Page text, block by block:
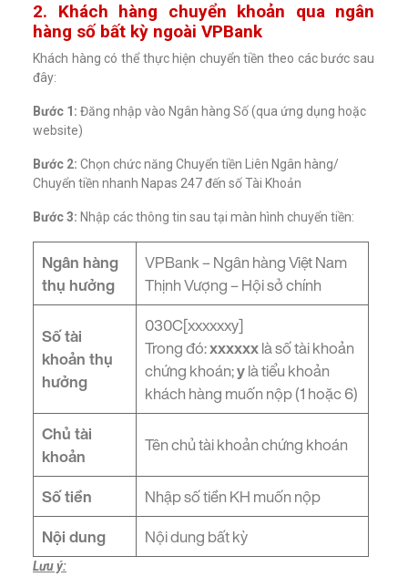
2. Khách hàng chuyển khoản qua ngân
hàng số bất kỳ ngoài VPBank
Khách hàng có thể thực hiện chuyển tiền theo các bước sau
đây:
Bước 1: Đăng nhập vào Ngân hàng Số (qua ứng dụng hoặc
website)
Bước 2: Chọn chức năng Chuyển tiền Liên Ngân hàng/
Chuyển tiền nhanh Napas 247 đến số Tài Khoản
Bước 3: Nhập các thông tin sau tại màn hình chuyển tiền:
Ngân hàng
thụ hưởng
VPBank – Ngân hàng Việt Nam
Thịnh Vượng – Hội sở chính
Số tài
khoản thụ
hưởng
030C[xxxxxxy]
Trong đó:xxxxxxlà số tài khoản
chứng khoán;ylà tiểu khoản
khách hàng muốn nộp (1 hoặc 6)
Chủ tài
khoản
Tên chủ tài khoản chứng khoán
Số tiền
Nhập số tiền KH muốn nộp
Nội dung
Nội dung bất kỳ
Lưu ý: